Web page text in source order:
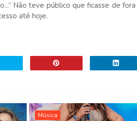
Não teve público que ficasse de
até hoje.
Música